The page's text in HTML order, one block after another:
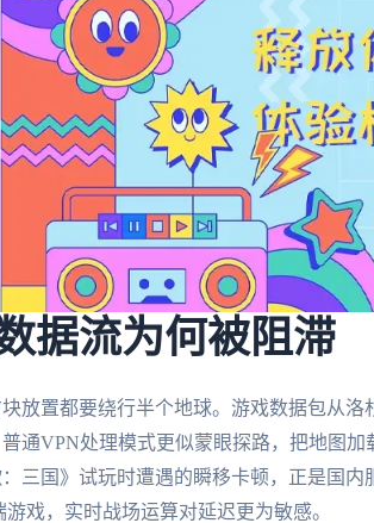
据流为何被阻滞
放置都要绕行半个地球。游戏数据包从
通VPN处理模式更似蒙眼探路，把地图
：三国》试玩时遭遇的瞬移卡顿，正是国
游戏，实时战场运算对延迟更为敏感。